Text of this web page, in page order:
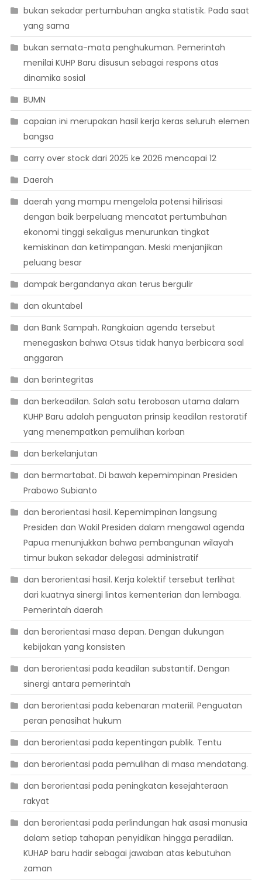
bukan sekadar pertumbuhan angka statistik. Pada saat
yang sama
bukan semata-mata penghukuman. Pemerintah
menilai KUHP Baru disusun sebagai respons atas
dinamika sosial
BUMN
capaian ini merupakan hasil kerja keras seluruh elemen
bangsa
carry over stock dari 2025 ke 2026 mencapai 12
Daerah
daerah yang mampu mengelola potensi hilirisasi
dengan baik berpeluang mencatat pertumbuhan
ekonomi tinggi sekaligus menurunkan tingkat
kemiskinan dan ketimpangan. Meski menjanjikan
peluang besar
dampak bergandanya akan terus bergulir
dan akuntabel
dan Bank Sampah. Rangkaian agenda tersebut
menegaskan bahwa Otsus tidak hanya berbicara soal
anggaran
dan berintegritas
dan berkeadilan. Salah satu terobosan utama dalam
KUHP Baru adalah penguatan prinsip keadilan restoratif
yang menempatkan pemulihan korban
dan berkelanjutan
dan bermartabat. Di bawah kepemimpinan Presiden
Prabowo Subianto
dan berorientasi hasil. Kepemimpinan langsung
Presiden dan Wakil Presiden dalam mengawal agenda
Papua menunjukkan bahwa pembangunan wilayah
timur bukan sekadar delegasi administratif
dan berorientasi hasil. Kerja kolektif tersebut terlihat
dari kuatnya sinergi lintas kementerian dan lembaga.
Pemerintah daerah
dan berorientasi masa depan. Dengan dukungan
kebijakan yang konsisten
dan berorientasi pada keadilan substantif. Dengan
sinergi antara pemerintah
dan berorientasi pada kebenaran materiil. Penguatan
peran penasihat hukum
dan berorientasi pada kepentingan publik. Tentu
dan berorientasi pada pemulihan di masa mendatang.
dan berorientasi pada peningkatan kesejahteraan
rakyat
dan berorientasi pada perlindungan hak asasi manusia
dalam setiap tahapan penyidikan hingga peradilan.
KUHAP baru hadir sebagai jawaban atas kebutuhan
zaman